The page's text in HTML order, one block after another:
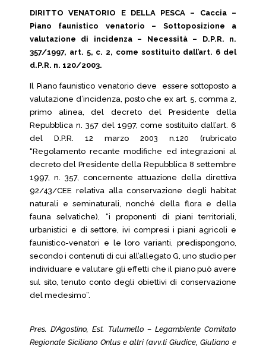
DIRITTO VENATORIO E DELLA PESCA – Caccia –
Piano faunistico venatorio – Sottoposizione a
valutazione di incidenza – Necessità – D.P.R. n.
357/1997, art. 5, c. 2, come sostituito dall’art. 6 del
d.P.R. n. 120/2003.
Il Piano faunistico venatorio deve essere sottoposto a
valutazione d’incidenza, posto che ex art. 5, comma 2,
primo alinea, del decreto del Presidente della
Repubblica n. 357 del 1997, come sostituito dall’art. 6
del D.P.R. 12 marzo 2003 n.120 (rubricato
“Regolamento recante modifiche ed integrazioni al
decreto del Presidente della Repubblica 8 settembre
1997, n. 357, concernente attuazione della direttiva
92/43/CEE relativa alla conservazione degli habitat
naturali e seminaturali, nonché della flora e della
fauna selvatiche), “i proponenti di piani territoriali,
urbanistici e di settore, ivi compresi i piani agricoli e
faunistico-venatori e le loro varianti, predispongono,
secondo i contenuti di cui all’allegato G, uno studio per
individuare e valutare gli effetti che il piano può avere
sul sito, tenuto conto degli obiettivi di conservazione
del medesimo”.
Pres. D’Agostino, Est. Tulumello – Legambiente Comitato
Regionale Siciliano Onlus e altri (avv.ti Giudice, Giuliano e